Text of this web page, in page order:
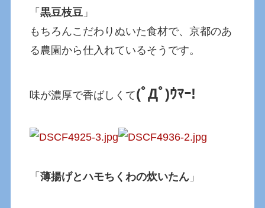
「黒豆枝豆 」
もちろんこだわりぬいた食材で、京都のあ
る農園から仕入れているそうです。
味が濃厚で香ばしくて(ﾟДﾟ)ｳﾏｰ!
「薄揚げとハモちくわの炊いたん 」